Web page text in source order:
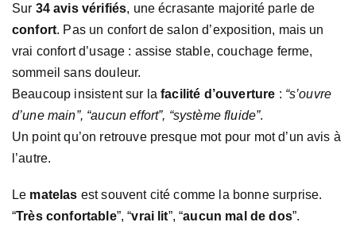
Sur 34 avis vérifiés, une écrasante majorité parle de
confort. Pas un confort de salon d’exposition, mais un
vrai confort d’usage : assise stable, couchage ferme,
sommeil sans douleur.
Beaucoup insistent sur lafacilité d’ouverture : “s’ouvre
d’une main”, “aucun effort”, “système fluide”.
Un point qu’on retrouve presque mot pour mot d’un avis à
l’autre.
Le matelas est souvent cité comme la bonne surprise.
“Très confortable”, “vrai lit”, “aucun mal de dos”.